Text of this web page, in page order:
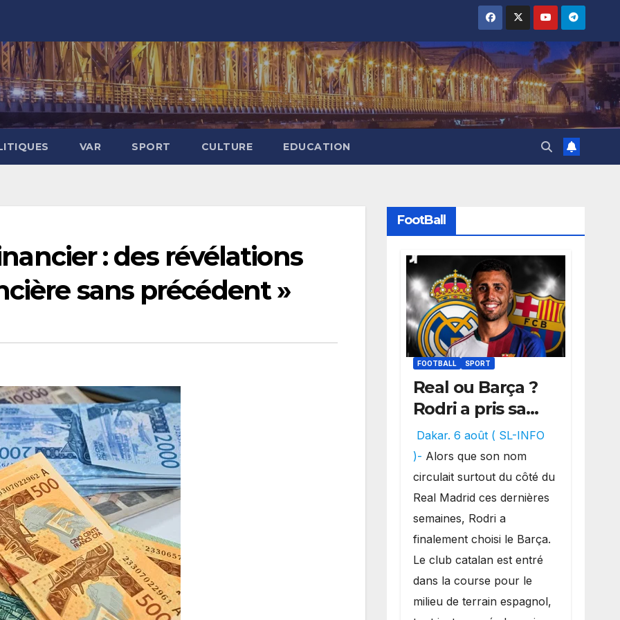
VAR SPORT CULTURE EDUCATION
: des révélations
sans précédent »
FootBall
FOOTBALL SPORT
Real ou Barça ?
Rodri a pris sa
décision, un
choix qui
pourrait faire
grand bruit sur
le marché des
transferts.
Dakar. 6 août ( SL-INFO
)- Alors que son nom
circulait surtout du côté du
Real Madrid ces dernières
semaines, Rodri a
finalement choisi le Barça.
Le club catalan est entré
dans la course pour le
milieu de terrain espagnol,